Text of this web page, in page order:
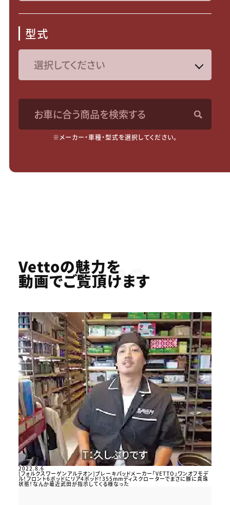
型式
お車に合う商品を検索する
※メーカー・車種・型式を選択してください。
Youtube
Vettoの魅力を
動画でご覧頂けます
2022.8.6
[フォルクスワーゲンアルテオン]ブレーキパッドメーカー「VETTO」ワンオフモデ
ル！フロント6ポッドにリア4ポッド！355mmディスクローターでまさに豚に真珠
状態！なんか最近武田が指示してくる様なった